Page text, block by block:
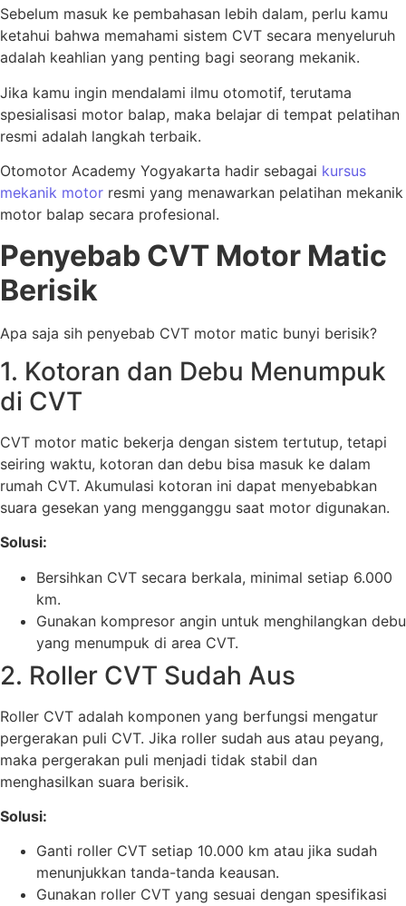
Sebelum masuk ke pembahasan lebih dalam, perlu kamu
ketahui bahwa memahami sistem CVT secara menyeluruh
adalah keahlian yang penting bagi seorang mekanik.
Jika kamu ingin mendalami ilmu otomotif, terutama
spesialisasi motor balap, maka belajar di tempat pelatihan
resmi adalah langkah terbaik.
Otomotor Academy Yogyakarta hadir sebagai kursus
mekanik motor resmi yang menawarkan pelatihan mekanik
motor balap secara profesional.
Penyebab CVT Motor Matic
Berisik
Apa saja sih penyebab CVT motor matic bunyi berisik?
1. Kotoran dan Debu Menumpuk
di CVT
CVT motor matic bekerja dengan sistem tertutup, tetapi
seiring waktu, kotoran dan debu bisa masuk ke dalam
rumah CVT. Akumulasi kotoran ini dapat menyebabkan
suara gesekan yang mengganggu saat motor digunakan.
Solusi:
Bersihkan CVT secara berkala, minimal setiap 6.000
km.
Gunakan kompresor angin untuk menghilangkan debu
yang menumpuk di area CVT.
2. Roller CVT Sudah Aus
Roller CVT adalah komponen yang berfungsi mengatur
pergerakan puli CVT. Jika roller sudah aus atau peyang,
maka pergerakan puli menjadi tidak stabil dan
menghasilkan suara berisik.
Solusi:
Ganti roller CVT setiap 10.000 km atau jika sudah
menunjukkan tanda-tanda keausan.
Gunakan roller CVT yang sesuai dengan spesifikasi